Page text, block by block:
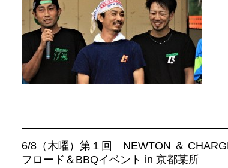
6/8（木曜）第１回 NEWTON ＆
フロード＆BBQイベント in 京都某所